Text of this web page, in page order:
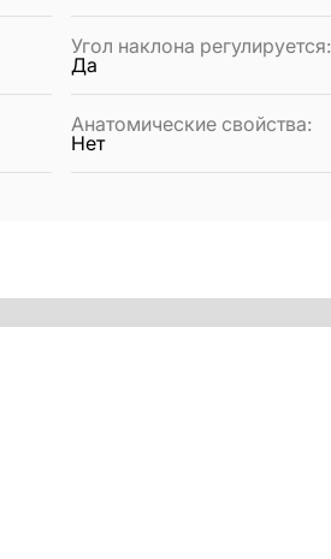
Угол наклона регулируется
Да
Анатомические свойства:
Нет